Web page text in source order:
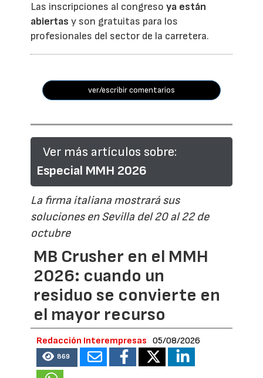
Las inscripciones al congresoya están
abiertas y son gratuitas para los
profesionales del sector de la carretera.
ver/escribir comentarios
Ver más artículos sobre:
Especial MMH 2026
La firma italiana mostrará sus
soluciones en Sevilla del 20 al 22 de
octubre
MB Crusher en el MMH
2026: cuando un
residuo se convierte en
el mayor recurso
Redacción Interempresas 05/08/2026
869